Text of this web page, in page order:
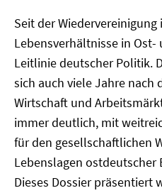
Seit der
Lebensverhältnisse in
Leitlinie deutscher Politik.
sich auch viele Jahre nach
Wirtschaft und
immer deutlich, mit
für den gesellschaftlichen
Lebenslagen ostdeutscher
Dieses Dossier präsentiert